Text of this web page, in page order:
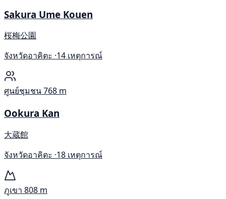
Sakura Ume Kouen
桜梅公園
จังหวัดอาคิตะ ·14 เหตุการณ์
ศูนย์ชุมชน768 m
Ookura Kan
大蔵館
จังหวัดอาคิตะ ·18 เหตุการณ์
ภูเขา 808 m